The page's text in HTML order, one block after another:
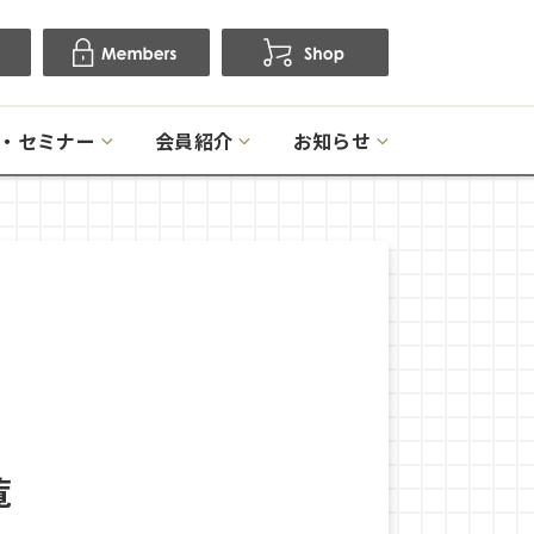
セミナー 会員紹介 お知らせ